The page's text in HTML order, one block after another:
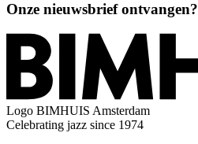
Onze nieuwsbrief ontvangen?
Logo BIMHUIS Amsterdam
Celebrating jazz since 1974